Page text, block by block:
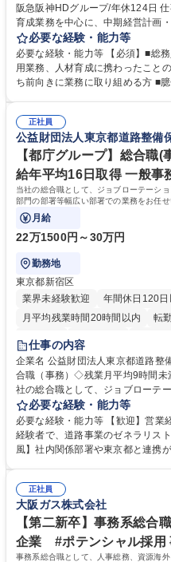
阪急阪神HDグループ/年休124日 仕事の内容 当社にて採用関係業務、人材
育成業務を中心に、中期経営計画
定、さらに社内の重要会議の運営
務全般を担当していただきます。 【主な業務内容】 ■採用関係業務および
人材育成(社員研修)業務の推進 ■
投資計画等の策定 ■社内の重要会
務人事】経験者歓迎！/阪急阪神HD
必要な経験・能力等
必要な経験・能力等 【必須】■総
用業務、人材育成に携わったことのある方 【求める人物像】
ち前向きに業務に取り組める方 ■
囲のメンバーと協調しつつ主体性を
歴・資格 学歴：大学院 大学 高専
正社員
公益財団法人東京都道路整備
【都庁グループ】総合職
給年平均16日取得 一般事
当社の総合職として、ジョブローテーシ
部門の部署等幅広い部署での業務をお任
ております！ ※下記業務詳細
月給
22万1500円～30万円
勤務地
東京都新宿区
業界未経験歓迎
年間休日120日
月平均残業時間20時間以内
転
研修あり
退職金あり
駅近5分以内
資格取得手当あり
仕事の内容
企業名 公益財団法人東京都道路整備保全公社 求人名 【
合職（事務）◇残業月平均9時間未満／有
社の総合職として、ジョブローテ
等のフロント部門の部署等幅広い
制度やキャリア支援が充実しております！
管理部門：広報、人事、経理など
門：駐車場の新規開拓、管理運営
道路施設や道路工事現場の見学ツ
へ配属。※業務内容変更の範囲：会社の定める業
ープ】総合職（事務）◇残業月平
必要な経験・能力等
必要な経験・能力等 【歓迎】営業
経験者で、道路事業のゼネラリス
風】社内関係部署や東京都と連携
部門など多岐に渡る業務を経験で
事業の他、新宿駅西口広場内に設
イン」の管理運営を行うなど、事
います。 学歴・資格 学歴：大学院 大学 高専 短大 専修学校 高校 語学力：
資格：
正社員
大阪ガス株式会社
【第二新卒】事務系総
企業 #ポテンシャル採用
事務系総合職として、人事総務、資源海